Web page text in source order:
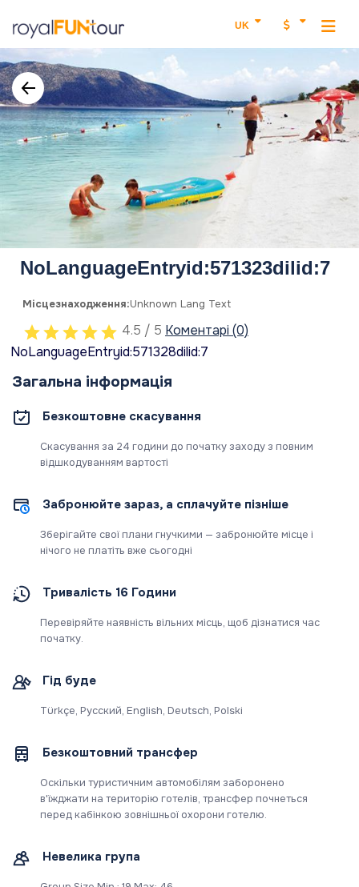
UK
NoLanguageEntryid:571323dilid:7
Місцезнаходження:Unknown Lang Text
4.5 / 5 Коментарі (0)
NoLanguageEntryid:571328dilid:7
Загальна інформація
Безкоштовне скасування
Скасування за 24 години до початку заходу з повним
відшкодуванням вартості
Забронюйте зараз, а сплачуйте пізніше
Зберігайте свої плани гнучкими — забронюйте місце і
нічого не платіть вже сьогодні
Тривалість 16 Години
Перевіряйте наявність вільних місць, щоб дізнатися час
початку.
Гід буде
Türkçe, Русский, English, Deutsch, Polski
Безкоштовний трансфер
Оскільки туристичним автомобілям заборонено
в'їжджати на територію готелів, трансфер почнеться
перед кабінкою зовнішньої охорони готелю.
Невелика група